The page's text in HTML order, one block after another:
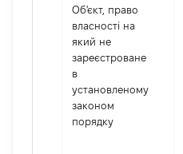
Об'єкт, право
власності на
який не
зареєстроване
в
установленому
законом
порядку